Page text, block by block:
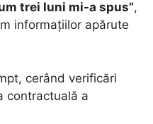
trei luni mi-a spus”,
informațiilor apărute
cerând verificări
contractuală a